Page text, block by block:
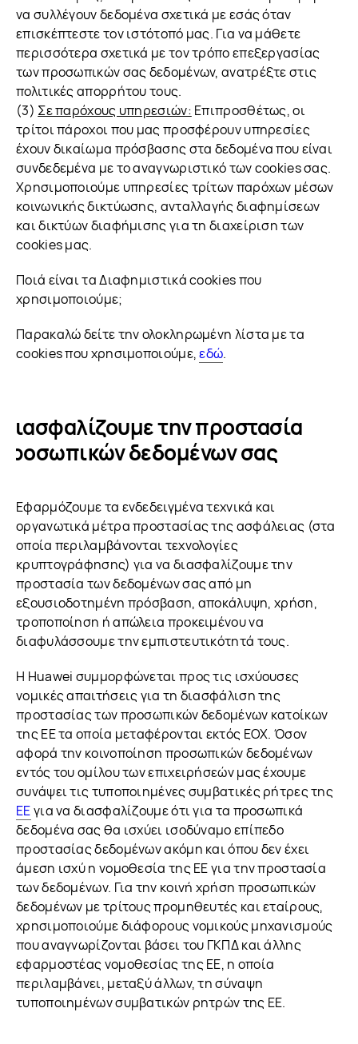
να συλλέγουν δεδομένα σχετικά με εσάς όταν
επισκέπτεστε τον ιστότοπό μας. Για να μάθετε
περισσότερα σχετικά με τον τρόπο επεξεργασίας
των προσωπικών σας δεδομένων, ανατρέξτε στις
πολιτικές απορρήτου τους.
(3) Σε παρόχους υπηρεσιών: Επιπροσθέτως, οι
τρίτοι πάροχοι που μας προσφέρουν υπηρεσίες
έχουν δικαίωμα πρόσβασης στα δεδομένα που είναι
συνδεδεμένα με το αναγνωριστικό των cookies σας.
Χρησιμοποιούμε υπηρεσίες τρίτων παρόχων μέσων
κοινωνικής δικτύωσης, ανταλλαγής διαφημίσεων
και δικτύων διαφήμισης για τη διαχείριση των
cookies μας.
Ποιά είναι τα Διαφημιστικά cookies που
χρησιμοποιούμε;
Παρακαλώ δείτε την ολοκληρωμένη λίστα με τα
cookies που χρησιμοποιούμε,εδώ.
την προστασία
δεδομένων σας
Εφαρμόζουμε τα ενδεδειγμένα τεχνικά και
οργανωτικά μέτρα προστασίας της ασφάλειας (στα
οποία περιλαμβάνονται τεχνολογίες
κρυπτογράφησης) για να διασφαλίζουμε την
προστασία των δεδομένων σας από μη
εξουσιοδοτημένη πρόσβαση, αποκάλυψη, χρήση,
τροποποίηση ή απώλεια προκειμένου να
διαφυλάσσουμε την εμπιστευτικότητά τους.
Η Huawei συμμορφώνεται προς τις ισχύουσες
νομικές απαιτήσεις για τη διασφάλιση της
προστασίας των προσωπικών δεδομένων κατοίκων
της ΕΕ τα οποία μεταφέρονται εκτός ΕΟΧ. Όσον
αφορά την κοινοποίηση προσωπικών δεδομένων
εντός του ομίλου των επιχειρήσεών μας έχουμε
συνάψει τις τυποποιημένες συμβατικές ρήτρες της
ΕΕγια να διασφαλίζουμε ότι για τα προσωπικά
δεδομένα σας θα ισχύει ισοδύναμο επίπεδο
προστασίας δεδομένων ακόμη και όπου δεν έχει
άμεση ισχύ η νομοθεσία της ΕΕ για την προστασία
των δεδομένων. Για την κοινή χρήση προσωπικών
δεδομένων με τρίτους προμηθευτές και εταίρους,
χρησιμοποιούμε διάφορους νομικούς μηχανισμούς
που αναγνωρίζονται βάσει του ΓΚΠΔ και άλλης
εφαρμοστέας νομοθεσίας της ΕΕ, η οποία
περιλαμβάνει, μεταξύ άλλων, τη σύναψη
τυποποιημένων συμβατικών ρητρών της ΕΕ.